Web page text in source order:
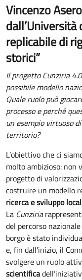
Vincenzo
replicabile di
storici”
Il progetto Cunziria
possibile modello
Quale ruolo può
processo e perché
un esempio virtuoso
territorio?
L’obiettivo che ci
molto ambizioso: non
progetto di
costruire un modello
ricerca e sviluppo
La Cunziria
del percorso
borgo è stato
e, fin dall’inizio, il
svolgere un ruolo
scientifica